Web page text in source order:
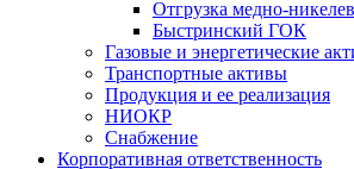
Отгрузка медно-
Быстринский ГОК
Газовые и энергетические
Транспортные активы
Продукция и ее реализация
НИОКР
Снабжение
Корпоративная ответственность